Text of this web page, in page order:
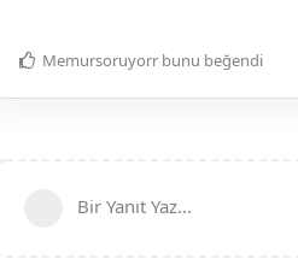
Memursoruyorr bunu beğendi
Bir Yanıt Yaz...